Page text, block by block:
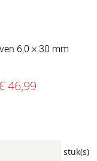
6,0 × 30 mm
46,99
stuk(s)